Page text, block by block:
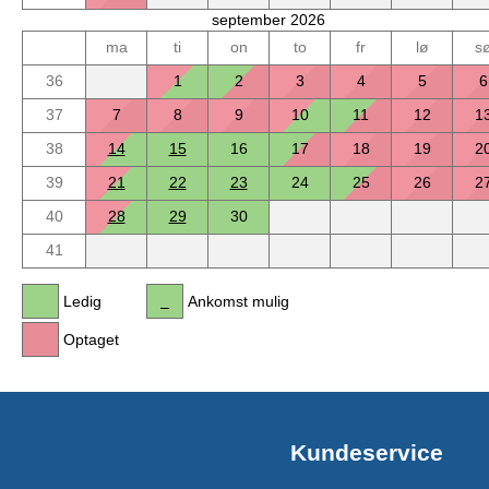
september 2026
ma
ti on to fr lø
36
1 2 3 4 5
6
37
7 8 9 10 11 12
38
14 15 16 17 18 19
39
21 22 23 24 25 26
40
28 29
30
41
Ledig
Optaget
Ankomst mulig
Kundeservice